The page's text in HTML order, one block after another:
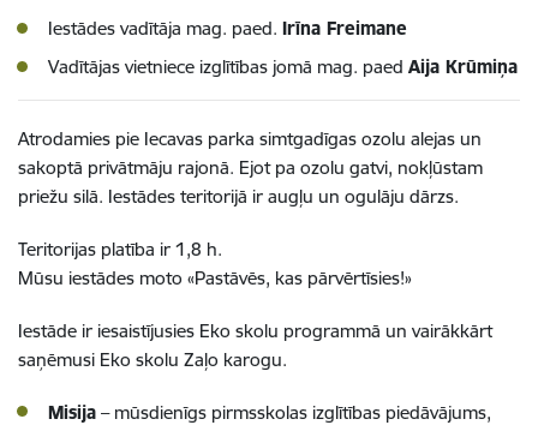
Iestādes vadītāja mag. paed. Irīna Freimane
Vadītājas vietniece izglītības jomā mag. paed Aija Krūmiņa
Atrodamies pie Iecavas parka simtgadīgas ozolu alejas un
sakoptā privātmāju rajonā. Ejot pa ozolu gatvi, nokļūstam
priežu silā. Iestādes teritorijā ir augļu un ogulāju dārzs.
Teritorijas platība ir 1,8 h.
Mūsu iestādes moto «Pastāvēs, kas pārvērtīsies!»
Iestāde ir iesaistījusies Eko skolu programmā un vairākkārt
saņēmusi Eko skolu Zaļo karogu.
Misija – mūsdienīgs pirmsskolas izglītības piedāvājums,